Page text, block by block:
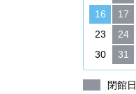
16
17
23
24
30
31
閉館日